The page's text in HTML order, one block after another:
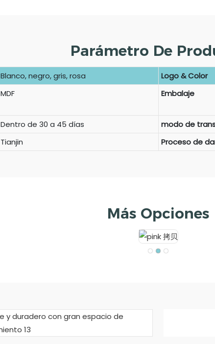
Parámetro De
Blanco, negro, gris, rosa Logo & Color
MDF Embalaje
Dentro de 30 a 45 días modo de
Tianjin Proceso de
Más Opciones